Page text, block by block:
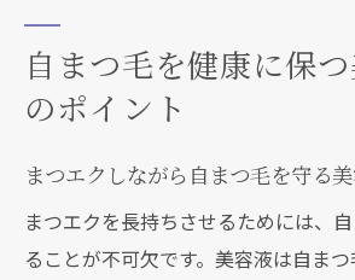
自まつ毛を健康に保
のポイント
まつエクしながら自まつ毛を守る
まつエクを長持ちさせるためには、
ることが不可欠です。美容液は自ま